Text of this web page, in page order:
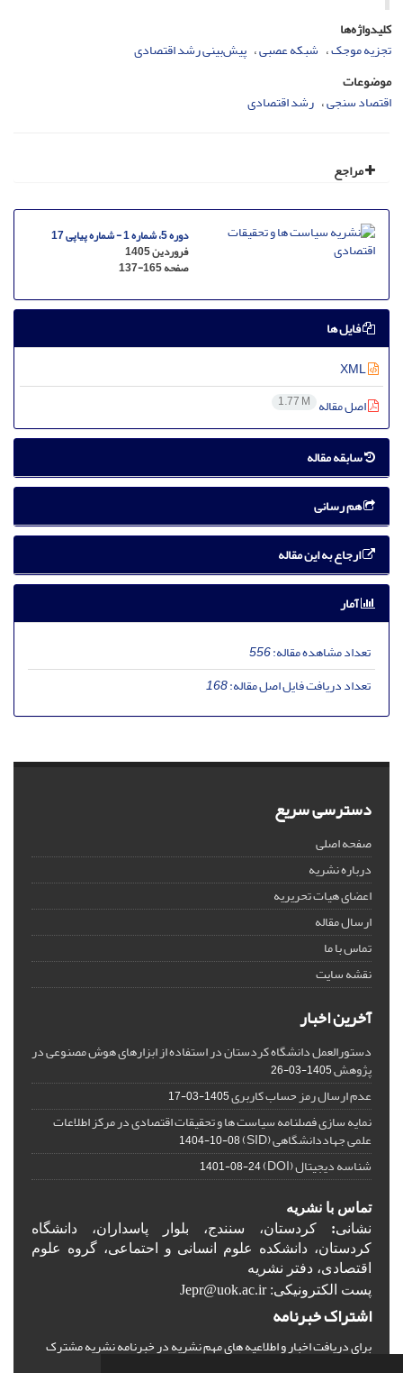
کلیدواژه‌ها
تجزیه موجک شبکه عصبی پیش‌بینی رشد اقتصادی
موضوعات
اقتصاد سنجی رشد اقتصادی
مراجع
دوره 5، شماره 1 - شماره پیاپی 17
فروردین 1405
صفحه137-165
فایل ها
اصل مقاله 1.77 M
سابقه مقاله
هم رسانی
ارجاع به این مقاله
آمار
تعداد مشاهده مقاله:556
تعداد دریافت فایل اصل مقاله:168
دسترسی سریع
صفحه اصلی
درباره نشریه
اعضای هیات تحریریه
ارسال مقاله
تماس با ما
نقشه سایت
آخرین اخبار
دستورالعمل دانشگاه کردستان در استفاده از ابزارهای هوش مصنوعی در
پژوهش1405-03-26
عدم ارسال رمز حساب کاربری1405-03-17
نمایه سازی فصلنامه سیاست ها و تحقیقات اقتصادی در مرکز اطلاعات
علمی جهاددانشگاهی (SID) 1404-10-08
شناسه دیجیتال (DOI) 1401-08-24
تماس با نشریه
نشانی: کردستان، سنندج، بلوار پاسداران، دانشگاه
کردستان، دانشکده علوم انسانی و احتماعی، گروه علوم
اقتصادی، دفتر نشریه
پست الکترونیکی: Jepr@uok.ac.ir
اشتراک خبرنامه
برای دریافت اخبار و اطلاعیه های مهم نشریه در خبرنامه نشریه مشترک